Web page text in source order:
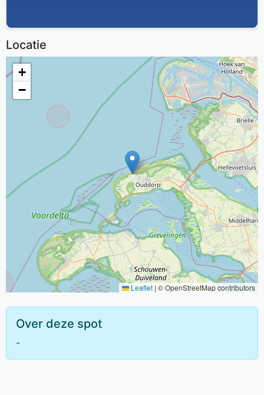
Locatie
+
−
Leaflet | © OpenStreetMap contributors
Over deze spot
-